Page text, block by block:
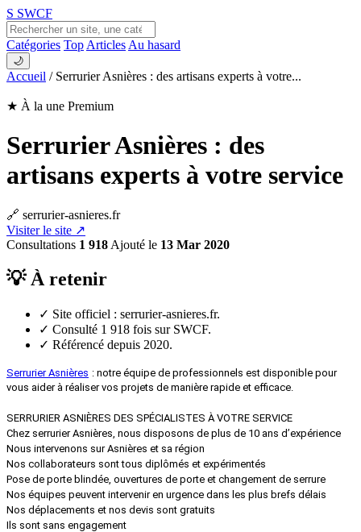
S SWCF
Catégories Top Articles Au hasard
🌙
Accueil / Serrurier Asnières : des artisans experts à votre...
★ À la une Premium
Serrurier Asnières : des
artisans experts à votre service
🔗 serrurier-asnieres.fr
Visiter le site ↗
Consultations 1 918 Ajouté le 13 Mar 2020
💡 À retenir
✓ Site officiel : serrurier-asnieres.fr.
✓ Consulté 1 918 fois sur SWCF.
✓ Référencé depuis 2020.
Serrurier Asnières : notre équipe de professionnels est disponible pour
vous aider à réaliser vos projets de manière rapide et efficace.
SERRURIER ASNIÈRES DES SPÉCIALISTES À VOTRE SERVICE
Chez serrurier Asnières, nous disposons de plus de 10 ans d’expérience
Nous intervenons sur Asnières et sa région
Nos collaborateurs sont tous diplômés et expérimentés
Pose de porte blindée, ouvertures de porte et changement de serrure
Nos équipes peuvent intervenir en urgence dans les plus brefs délais
Nos déplacements et nos devis sont gratuits
Ils sont sans engagement